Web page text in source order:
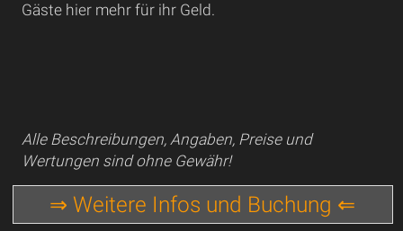
Gäste hier mehr für ihr Geld.
Alle Beschreibungen, Angaben, Preise und
Wertungen sind ohne Gewähr!
⇒ Weitere Infos und Buchung ⇐